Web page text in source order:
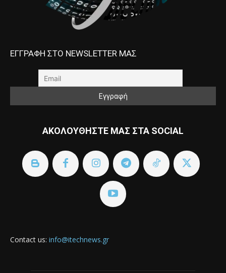
ΕΓΓΡΑΦΗ ΣΤΟ NEWSLETTER ΜΑΣ
ΑΚΟΛΟΥΘΗΣΤΕ ΜΑΣ ΣΤΑ SOCIAL
Contact us: info@itechnews.gr